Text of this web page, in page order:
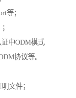
等；
证中ODM模式
协议等。
文件；